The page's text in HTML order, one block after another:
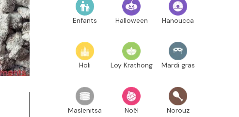
Enfants Halloween Hanoucca
Holi Loy Krathong Mardi gras
Maslenitsa Noël Norouz